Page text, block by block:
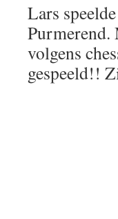
Lars
Purmerend.
volgens
gespeeld!!